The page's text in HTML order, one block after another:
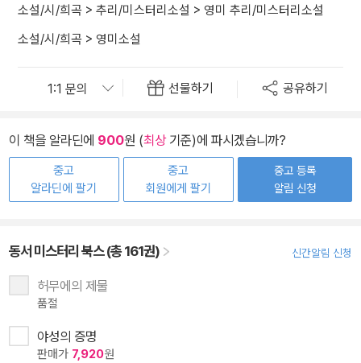
소설/시/희곡 > 추리/미스터리소설 > 영미 추리/미스터리소설
소설/시/희곡 > 영미소설
선물하기 공유하기
이 책을 알라딘에 900원 (최상기준)에 파시겠습니까?
중고
알라딘에 팔기
중고
회원에게 팔기
중고 등록
알림 신청
동서 미스터리 북스 (총 161권) 신간알림 신청
허무에의 제물
품절
야성의 증명
판매가 7,920원